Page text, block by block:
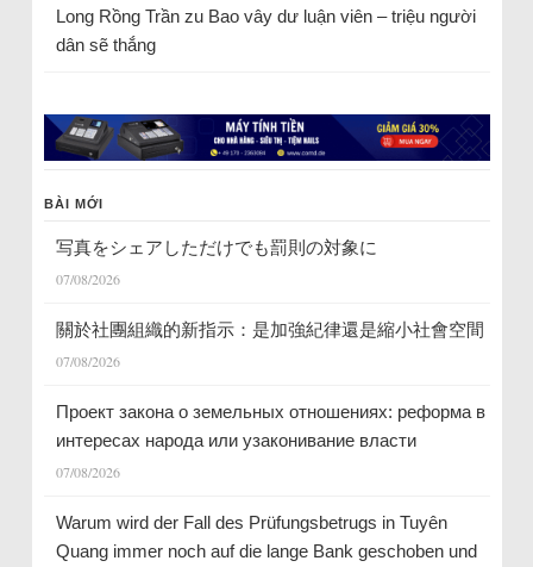
Long Rồng Trầnzu Bao vây dư luận viên – triệu người
dân sẽ thắng
BÀI MỚI
写真をシェアしただけでも罰則の対象に
07/08/2026
關於社團組織的新指示：是加強紀律還是縮小社會空間
07/08/2026
Проект закона о земельных отношениях: реформа в
интересах народа или узаконивание власти
07/08/2026
Warum wird der Fall des Prüfungsbetrugs in Tuyên
Quang immer noch auf die lange Bank geschoben und